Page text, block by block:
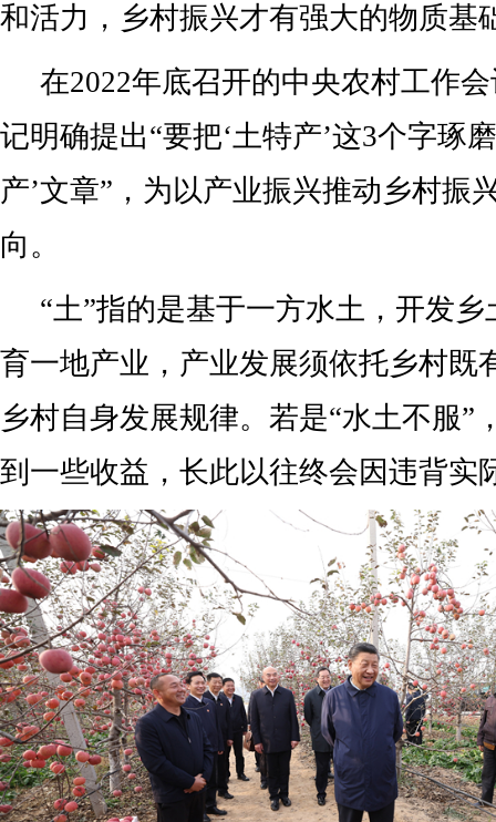
和活力，乡村振兴才有强大的物质基
在2022年底召开的中央农村工作
记明确提出“要把‘土特产’这3个字琢
产’文章”，为以产业振兴推动乡村振
向。
“土”指的是基于一方水土，开发
育一地产业，产业发展须依托乡村既
乡村自身发展规律。若是“水土不服”
到一些收益，长此以往终会因违背实